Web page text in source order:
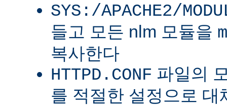
SYS:/APACHE2/
들고 모든 nlm 모듈을
복사한다
HTTPD.CONF 파일의
를 적절한 설정으로 대